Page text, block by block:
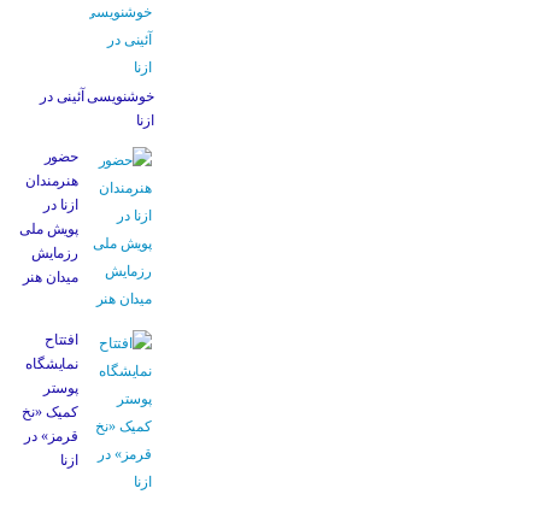
خوشنویسی آئینی در
ازنا
حضور
هنرمندان
ازنا در
پویش ملی
رزمایش
میدان هنر
افتتاح
نمایشگاه
پوستر
کمیک «نخ
قرمز» در
ازنا